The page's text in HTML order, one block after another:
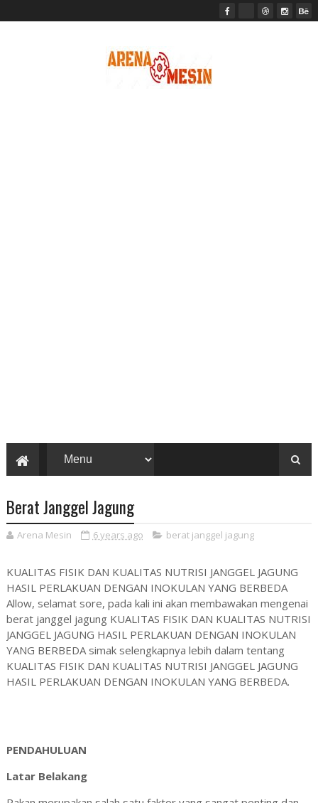
Berat Janggel Jagung
Arena Mesin 6 years ago berat janggel jagung
KUALITAS FISIK DAN KUALITAS NUTRISI JANGGEL JAGUNG
HASIL PERLAKUAN DENGAN INOKULAN YANG BERBEDA
Allow, selamat sore, pada kali ini akan membawakan mengenai
berat janggel jagung KUALITAS FISIK DAN KUALITAS NUTRISI
JANGGEL JAGUNG HASIL PERLAKUAN DENGAN INOKULAN
YANG BERBEDA simak selengkapnya lebih dalam tentang
KUALITAS FISIK DAN KUALITAS NUTRISI JANGGEL JAGUNG
HASIL PERLAKUAN DENGAN INOKULAN YANG BERBEDA.
PENDAHULUAN
Latar Belakang